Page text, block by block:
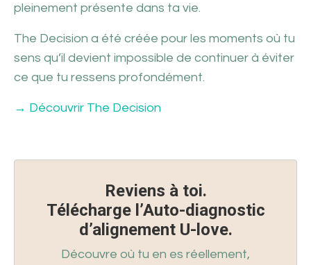
pleinement présente dans ta vie.
The Decision a été créée pour les moments où tu
sens qu’il devient impossible de continuer à éviter
ce que tu ressens profondément.
→ Découvrir The Decision
Reviens à toi.
Télécharge l’Auto-diagnostic
d’alignement U-love.
Découvre où tu en es réellement,